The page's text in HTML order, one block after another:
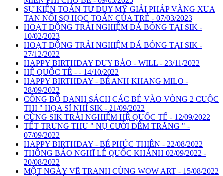
SỰ KIỆN TOÁN TƯ DUY MỸ GIẢI PHÁP VÀNG XUA
TAN NỔI SỢ HỌC TOÁN CỦA TRẺ - 07/03/2023
HOẠT ĐỘNG TRẢI NGHIỆM ĐÁ BÓNG TẠI SIK -
10/02/2023
HOẠT ĐỘNG TRẢI NGHIỆM ĐÁ BÓNG TẠI SIK -
27/12/2022
HAPPY BIRTHDAY DUY BẢO - WILL - 23/11/2022
HỆ QUỐC TÊ - - 14/10/2022
HAPPY BIRTHDAY - BÉ ANH KHANG MILO -
28/09/2022
CÔNG BỐ DANH SÁCH CÁC BÉ VÀO VÒNG 2 CUỘC
THI " HỌA SĨ NHÍ SIK - 21/09/2022
CÙNG SIK TRẢI NGHIỆM HỆ QUỐC TẾ - 12/09/2022
TẾT TRUNG THU " NỤ CƯỜI ĐÊM TRĂNG " -
07/09/2022
HAPPY BIRTHDAY - BÉ PHÚC THIÊN - 22/08/2022
THÔNG BÁO NGHĨ LỄ QUỐC KHÁNH 02/09/2022 -
20/08/2022
MỘT NGÀY VẼ TRANH CÙNG WOW ART - 15/08/2022